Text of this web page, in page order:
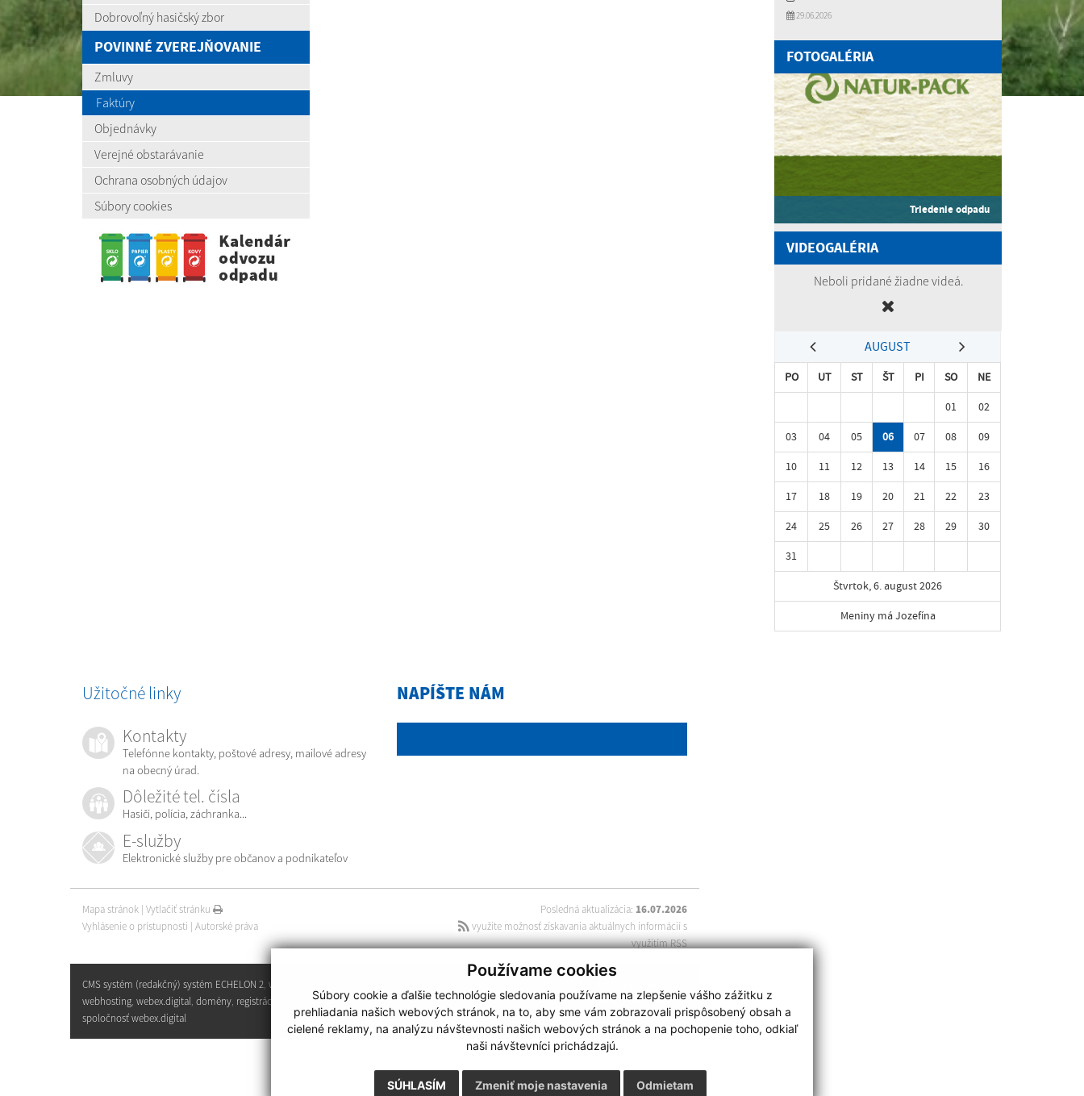
Používame cookies
Súbory cookie a ďalšie technológie sledovania používame na zlepšenie vášho zážitku z
prehliadania našich webových stránok, na to, aby sme vám zobrazovali prispôsobený obsah a
cielené reklamy, na analýzu návštevnosti našich webových stránok a na pochopenie toho, odkiaľ
naši návštevníci prichádzajú.
SÚHLASÍM Odmietam
Zmeniť moje nastavenia
Dobrovoľný hasičský zbor
POVINNÉ ZVEREJŇOVANIE
Zmluvy
Faktúry
Objednávky
Verejné obstarávanie
Ochrana osobných údajov
Súbory cookies
29.06.2026
FOTOGALÉRIA
Triedenie odpadu
VIDEOGALÉRIA
Neboli pridané žiadne videá.
AUGUST
PO UT ST ŠT PI SO
NE
01
02
03
04 05 06 07 08
09
10
11 12 13 14 15
16
17
18 19 20 21 22
23
24
25 26 27 28 29
30
31
Štvrtok, 6. august 2026
Meniny má Jozefína
NAPÍŠTE NÁM
Užitočné linky
Kontakty
Telefónne kontakty, poštové adresy, mailové adresy
na obecný úrad.
Dôležité tel. čísla
Hasiči, polícia, záchranka...
E-služby
Elektronické služby pre občanov a podnikateľov
Posledná aktualizácia: 16.07.2026
využite možnosť získavania aktuálnych informácií s
využitím RSS
Mapa stránok | Vytlačiť stránku
Vyhlásenie o prístupnosti | Autorské práva
webdesign| webex.digital
CMS systém (redakčný) systém ECHELON 2, web portál
webhosting, webex.digital, domény, registrácia domény,
spoločnosť webex.digital